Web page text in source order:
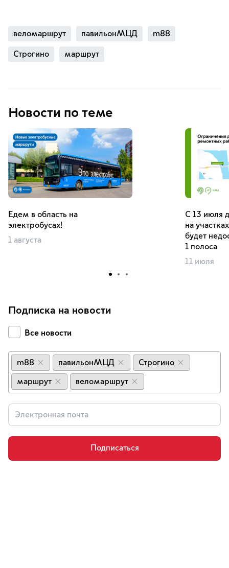
веломаршрут павильонМЦД m88
Строгино маршрут
Новости по теме
Едем в область на
электробусах!
1 августа
С 13 июля
на
будет
1 полоса
11 июля
Подписка на новости
Все новости
m88 павильонМЦД Строгино
маршрут веломаршрут
Подписаться